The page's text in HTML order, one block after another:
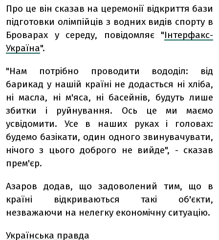
Про це він сказав на церемонії відкриття бази
підготовки олімпійців з водних видів спорту в
Броварах у середу, повідомляє "Інтерфакс-
Україна".
"Нам потрібно проводити вододіл: від
барикад у нашій країні не додасться ні хліба,
ні масла, ні м'яса, ні басейнів, будуть лише
збитки і руйнування. Ось це ми маємо
усвідомити. Усе в наших руках і головах:
будемо базікати, один одного звинувачувати,
нічого з цього доброго не вийде", - сказав
прем'єр.
Азаров додав, що задоволений тим, що в
країні відкриваються такі об'єкти,
незважаючи на нелегку економічну ситуацію.
Українська правда